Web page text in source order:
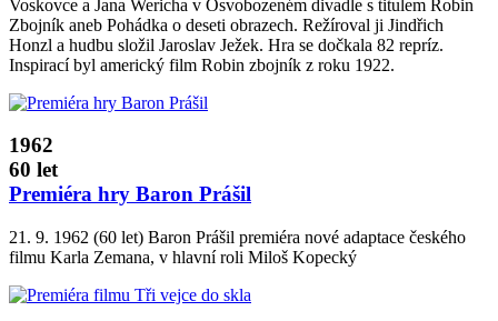
Voskovce a Jana Wericha v Osvobozeném divadle s titulem Robin
Zbojník aneb Pohádka o deseti obrazech. Režíroval ji Jindřich
Honzl a hudbu složil Jaroslav Ježek. Hra se dočkala 82 repríz.
Inspirací byl americký film Robin zbojník z roku 1922.
1962
60 let
Premiéra hry Baron Prášil
21. 9. 1962 (60 let) Baron Prášil premiéra nové adaptace českého
filmu Karla Zemana, v hlavní roli Miloš Kopecký